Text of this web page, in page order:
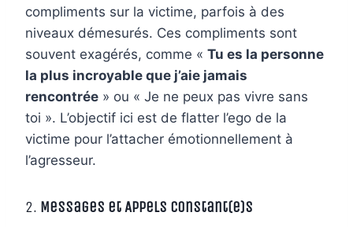
compliments sur la victime, parfois à des
niveaux démesurés. Ces compliments sont
souvent exagérés, comme « Tu es la personne
la plus incroyable que j’aie jamais
rencontrée » ou « Je ne peux pas vivre sans
toi ». L’objectif ici est de flatter l’ego de la
victime pour l’attacher émotionnellement à
l’agresseur.
2. Messages et Appels Constant(e)s